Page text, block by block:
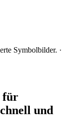
wodurch
rutschen. Für
Verlust:
Symbolbilder. ·
für
und